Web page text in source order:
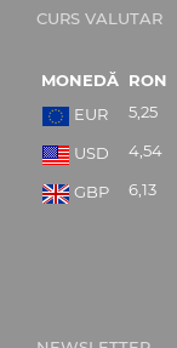
CURS VALUTAR
MONEDĂ RON
EUR
5,25
USD 4,54
GBP 6,13